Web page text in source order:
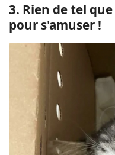
3. Rien de tel
pour s'amuser !